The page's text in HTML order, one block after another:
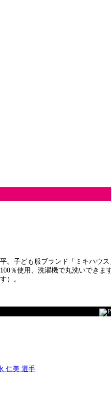
子ども服ブランド「ミキハウ
％使用、洗濯機で丸洗いでき
）。
仁美 選手